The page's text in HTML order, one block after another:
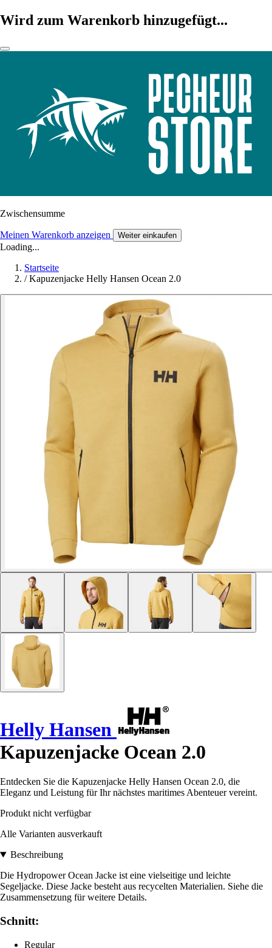
Wird zum Warenkorb hinzugefügt...
Zwischensumme
Meinen Warenkorb anzeigen Weiter einkaufen
Loading...
Startseite
/ Kapuzenjacke Helly Hansen Ocean 2.0
Helly Hansen
Kapuzenjacke Ocean 2.0
Entdecken Sie die Kapuzenjacke Helly Hansen Ocean 2.0, die
Eleganz und Leistung für Ihr nächstes maritimes Abenteuer vereint.
Produkt nicht verfügbar
Alle Varianten ausverkauft
Beschreibung
Die Hydropower Ocean Jacke ist eine vielseitige und leichte
Segeljacke. Diese Jacke besteht aus recycelten Materialien. Siehe die
Zusammensetzung für weitere Details.
Schnitt:
Regular